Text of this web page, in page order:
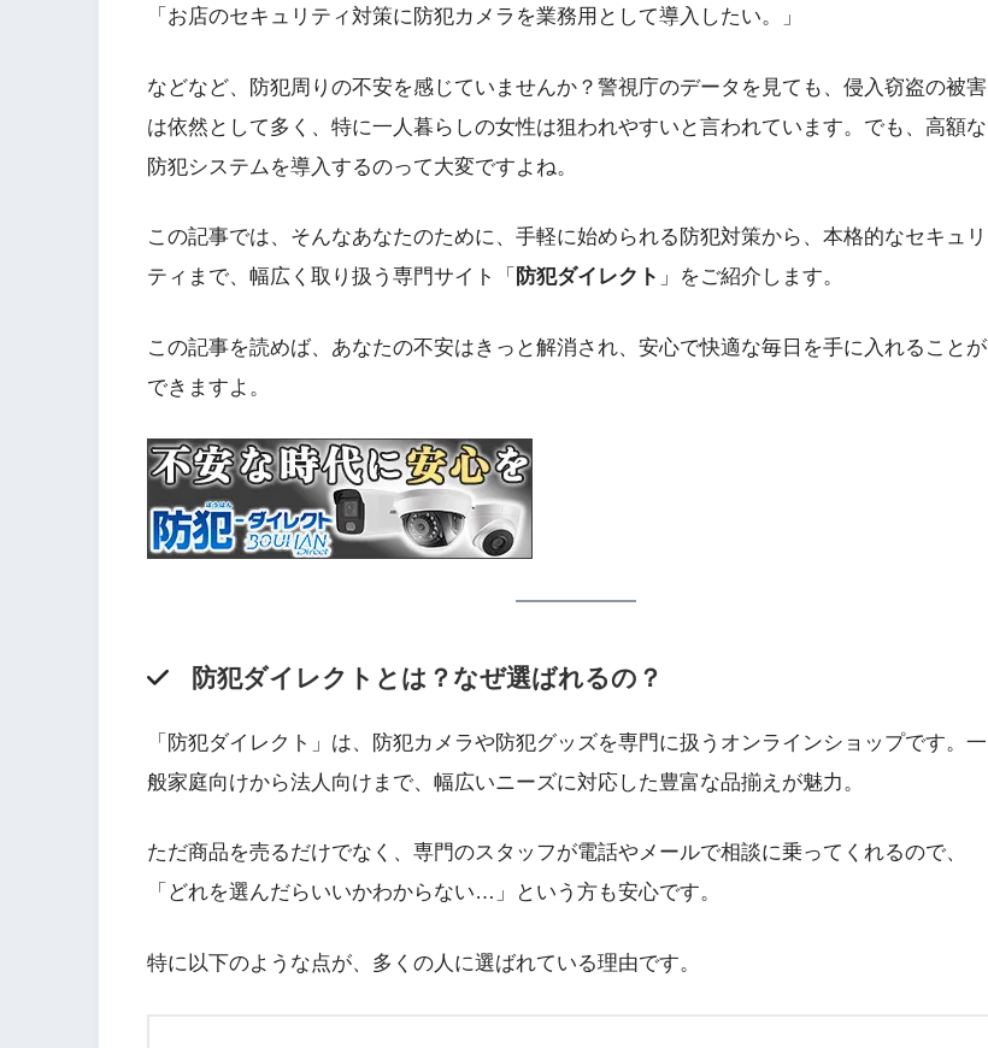
「お店のセキュリティ対策に防犯カメラを業務用として導入したい。」
などなど、防犯周りの不安を感じていませんか？警視庁のデータを見ても、侵入窃盗の被害
は依然として多く、特に一人暮らしの女性は狙われやすいと言われています。でも、高額な
防犯システムを導入するのって大変ですよね。
この記事では、そんなあなたのために、手軽に始められる防犯対策から、本格的なセキュリ
ティまで、幅広く取り扱う専門サイト「 防犯ダイレクト 」をご紹介します。
この記事を読めば、あなたの不安はきっと解消され、安心で快適な毎日を手に入れることが
できますよ。
防犯ダイレクトとは？なぜ選ばれるの？
「防犯ダイレクト」は、防犯カメラや防犯グッズを専門に扱うオンラインショップです。一
般家庭向けから法人向けまで、幅広いニーズに対応した豊富な品揃えが魅力。
ただ商品を売るだけでなく、専門のスタッフが電話やメールで相談に乗ってくれるので、
「どれを選んだらいいかわからない…」という方も安心です。
特に以下のような点が、多くの人に選ばれている理由です。